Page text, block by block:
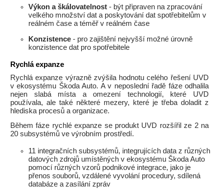
Výkon a škálovatelnost - být připraven na zpracování
velkého množství dat a poskytování dat spotřebitelům v
reálném čase a téměř v reálném čase
Konzistence - pro zajištění nejvyšší možné úrovně
konzistence dat pro spotřebitele
Rychlá expanze
Rychlá expanze výrazně zvýšila hodnotu celého řešení UVD
v ekosystému Škoda Auto. A v neposlední řadě fáze odhalila
nejen slabá místa a omezení technologií, které UVD
používala, ale také některé mezery, které je třeba doladit z
hlediska procesů a organizace.
Během fáze rychlé expanze se produkt UVD rozšířil ze 2 na
20 subsystémů ve výrobním prostředí.
11 integračních subsystémů, integrujících data z různých
datových zdrojů umístěných v ekosystému Škoda Auto
pomocí různých vzorů podnikové integrace, jako je
přenos souborů, vzdálené vyvolání procedury, sdílená
databáze a zasílání zpráv